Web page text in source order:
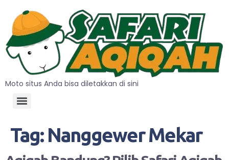
Moto situs Anda bisa diletakkan di sini
Tag: Nanggewer Mekar